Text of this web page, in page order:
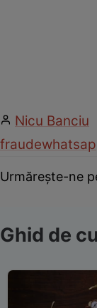
Nicu Banciu
fraude
Urmărește-ne
Ghid de